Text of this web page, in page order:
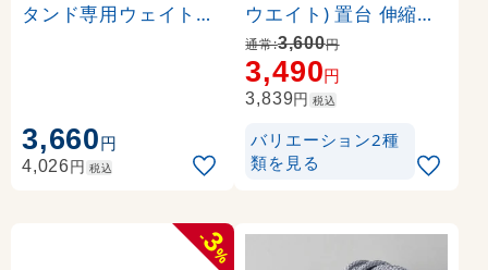
タンド専用ウェイト台(
3,660円
4,026円 税込
ウエイト) 置台 伸縮タ
イプ カラー:ブラック (
36024-2B)
通常:3,600円
3,490円
3,839円 税込
バリエーション2種
類を見る
-
3
%